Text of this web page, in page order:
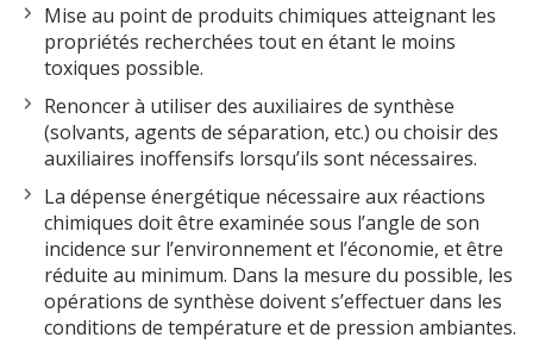
Mise au point de produits chimiques atteignant les
propriétés recherchées tout en étant le moins
toxiques possible.
Renoncer à utiliser des auxiliaires de synthèse
(solvants, agents de séparation, etc.) ou choisir des
auxiliaires inoffensifs lorsqu’ils sont nécessaires.
La dépense énergétique nécessaire aux réactions
chimiques doit être examinée sous l’angle de son
incidence sur l’environnement et l’économie, et être
réduite au minimum. Dans la mesure du possible, les
opérations de synthèse doivent s’effectuer dans les
conditions de température et de pression ambiantes.